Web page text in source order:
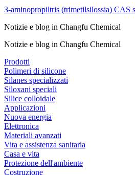
3-aminopropiltris (trimetilsilossia) CAS
Notizie e blog in Changfu Chemical
Notizie e blog in Changfu Chemical
Prodotti
Polimeri di silicone
Silanes specializzati
Siloxani speciali
Silice colloidale
Applicazioni
Nuova energia
Elettronica
Materiali avanzati
Vita e assistenza sanitaria
Casa e vita
Protezione dell'ambiente
Costruzione